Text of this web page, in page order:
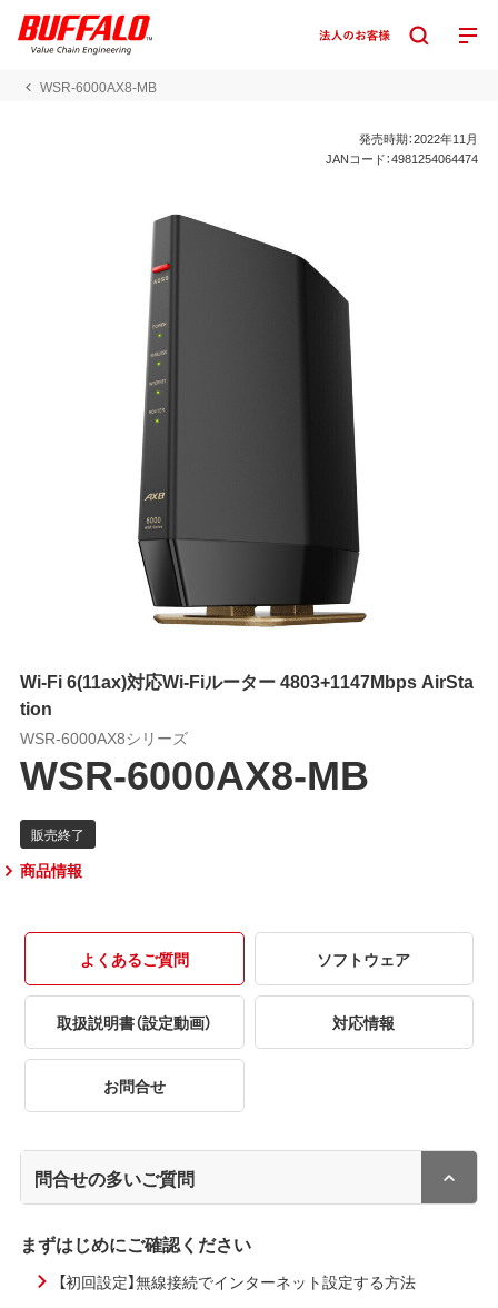
WSR-6000AX8-MB
発売時期：2022年11月
JANコード：4981254064474
Wi-Fi 6(11ax)対応Wi-Fiルーター 4803+1147Mbps AirSta
tion
WSR-6000AX8シリーズ
WSR-6000AX8-MB
商品情報
よくあるご質問 ソフトウェア
取扱説明書（設定動画） 対応情報
お問合せ
問合せの多いご質問
まずはじめにご確認ください
【初回設定】無線接続でインターネット設定する方法